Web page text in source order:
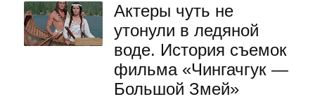
Актеры чуть не
утонули в ледяной
воде. История съемок
фильма «Чингачгук —
Большой Змей»